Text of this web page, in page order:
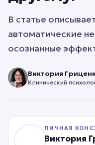
В статье
автоматические
осознанные
Виктория
Клинический
ЛИЧНАЯ
Виктория